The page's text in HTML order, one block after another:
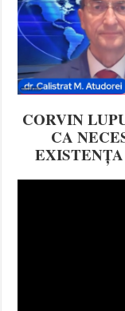
CORVIN
CA